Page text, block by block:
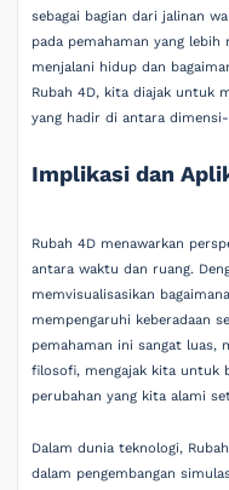
sebagai bagian dari jalinan
pada pemahaman yang
menjalani hidup dan
Rubah 4D, kita diajak untuk
yang hadir di antara
Implikasi dan
Rubah 4D menawarkan
antara waktu dan ruang.
memvisualisasikan
mempengaruhi keberadaan
pemahaman ini sangat luas,
filosofi, mengajak kita untuk
perubahan yang kita alami
Dalam dunia teknologi,
dalam pengembangan